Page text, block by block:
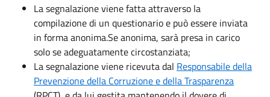
La segnalazione viene fatta attraverso la
compilazione di un questionario e può essere inviata
in forma anonima.Se anonima, sarà presa in carico
solo se adeguatamente circostanziata;
La segnalazione viene ricevuta dal Responsabile della
Prevenzione della Corruzione e della Trasparenza